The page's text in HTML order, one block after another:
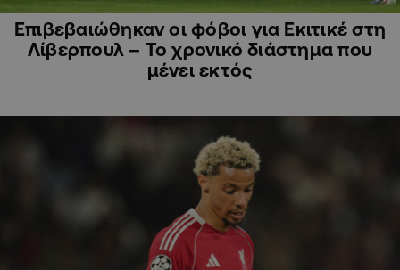
Επιβεβαιώθηκαν οι φόβοι για Εκιτικέ στη
Λίβερπουλ – Το χρονικό διάστημα που
μένει εκτός